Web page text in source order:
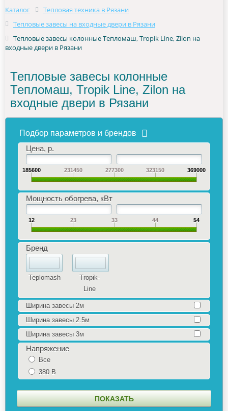
Каталог
Тепловая техника в Рязани
Тепловые завесы на входные двери в Рязани
Тепловые завесы колонные Тепломаш, Tropik Line, Zilon на
входные двери в Рязани
Тепловые завесы колонные
Тепломаш, Tropik Line, Zilon на
входные двери в Рязани
Подбор параметров и брендов
Цена, р.
185600 231450 277300 323150 369000
Мощность обогрева, кВт
12 23 33 44 54
Бренд
Teplomash
Tropik-
Line
Ширина завесы 2м
Ширина завесы 2.5м
Ширина завесы 3м
Напряжение
Все
380 В